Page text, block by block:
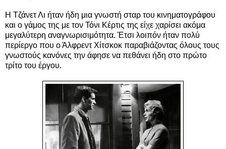
Η Τζάνετ Λι ήταν ήδη μια γνωστή σταρ του κινηματογράφου
και ο γάμος της με τον Τόνι Κέρτις της είχε χαρίσει ακόμα
μεγαλύτερη αναγνωρισιμότητα. Έτσι λοιπόν ήταν πολύ
περίεργο που ο Άλφρεντ Χίτσκοκ παραβιάζοντας όλους τους
γνωστούς κανόνες την άφησε να πεθάνει ήδη στο πρώτο
τρίτο του έργου.